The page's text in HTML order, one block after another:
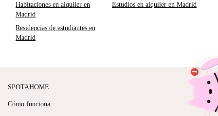
Habitaciones en alquiler en
Madrid
Estudios en alquiler en Madrid
Residencias de estudiantes en
Madrid
SPOTAHOME
Cómo funciona